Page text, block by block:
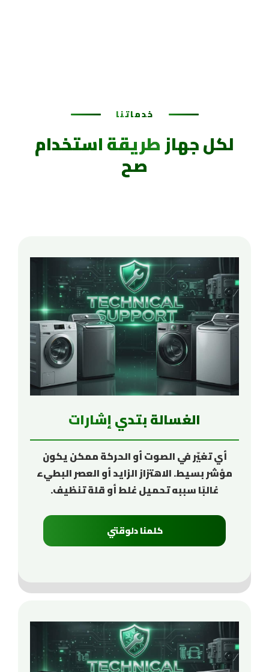
خدماتنا
لكل جهازطريقة استخدام
صح
الغسالة بتدي إشارات
أي تغيّر في الصوت أو الحركة ممكن يكون
مؤشر بسيط. الاهتزاز الزايد أو العصر البطيء
غالبًا سببه تحميل غلط أو قلة تنظيف.
كلمنا دلوقتي